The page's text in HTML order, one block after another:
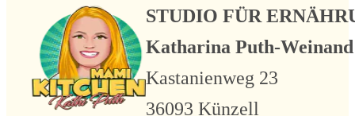
STUDIO FÜR
Katharina Puth-Weinand
Kastanienweg 23
36093 Künzell